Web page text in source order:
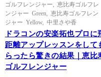
ゴルフレンジャー
恵比寿ゴルフレ
ンジャー Green
恵比寿ゴルフレン
ジャー Yellow, 中里さや香
ドラコンの安楽拓也プロに
距離アップレッスンをして
らったら驚きの結果｜恵比
ゴルフレンジャー